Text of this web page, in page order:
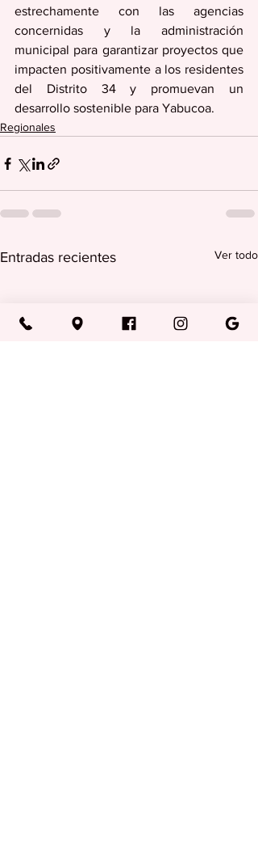
estrechamente con las agencias
concernidas y la administración
municipal para garantizar proyectos que
impacten positivamente a los residentes
del Distrito 34 y promuevan un
desarrollo sostenible para Yabucoa.
Regionales
Entradas recientes Ver todo